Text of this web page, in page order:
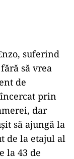
suferind
să vrea
de
prin
dar
să ajungă la
de la etajul al
la 43 de